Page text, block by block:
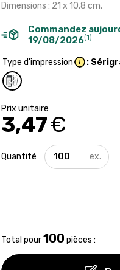
Dimensions : 21 x 10.8 cm.
Commandez
19/08/2026(1)
Type d'impression :
3,47€
quantité
de
IPX8
Total pour100 pièces :